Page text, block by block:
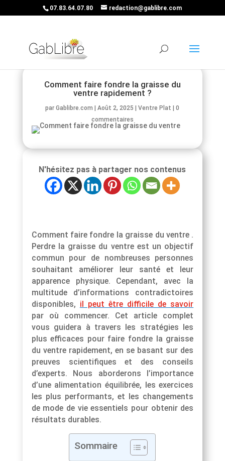
07.83.64.07.80 redaction@gablibre.com
Comment faire fondre la graisse du
ventre rapidement ?
parGablibre.com |Août 2, 2025 |Ventre Plat |0
commentaires
N'hésitez pas à partager nos contenus
Comment faire fondre la graisse du ventre .
Perdre la graisse du ventre est un objectif
commun pour de nombreuses personnes
souhaitant améliorer leur santé et leur
apparence physique. Cependant, avec la
multitude d’informations contradictoires
disponibles, il peut être difficile de savoir
par où commencer. Cet article complet
vous guidera à travers les stratégies les
plus efficaces pour faire fondre la graisse
du ventre rapidement, en se basant sur des
preuves scientifiques et des conseils
d’experts. Nous aborderons l’importance
d’une alimentation équilibrée, les exercices
les plus performants, et les changements
de mode de vie essentiels pour obtenir des
résultats durables.
Sommaire